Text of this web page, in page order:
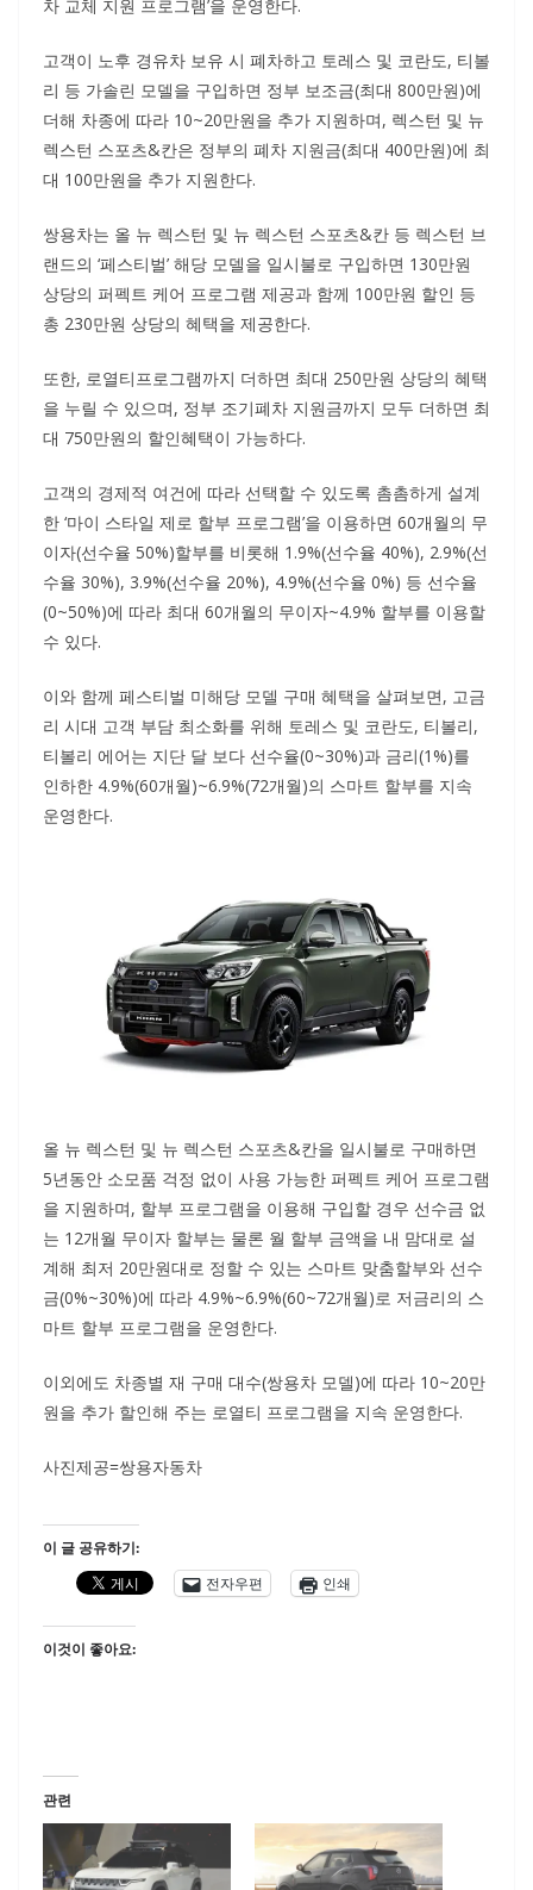
차 교체 지원 프로그램’을 운영한다.
고객이 노후 경유차 보유 시 폐차하고 토레스 및 코란도, 티볼
리 등 가솔린 모델을 구입하면 정부 보조금(최대 800만원)에
더해 차종에 따라 10~20만원을 추가 지원하며, 렉스턴 및 뉴
렉스턴 스포츠&칸은 정부의 폐차 지원금(최대 400만원)에 최
대 100만원을 추가 지원한다.
쌍용차는 올 뉴 렉스턴 및 뉴 렉스턴 스포츠&칸 등 렉스턴 브
랜드의 ‘페스티벌’ 해당 모델을 일시불로 구입하면 130만원
상당의 퍼펙트 케어 프로그램 제공과 함께 100만원 할인 등
총 230만원 상당의 혜택을 제공한다.
또한, 로열티프로그램까지 더하면 최대 250만원 상당의 혜택
을 누릴 수 있으며, 정부 조기폐차 지원금까지 모두 더하면 최
대 750만원의 할인혜택이 가능하다.
고객의 경제적 여건에 따라 선택할 수 있도록 촘촘하게 설계
한 ‘마이 스타일 제로 할부 프로그램’을 이용하면 60개월의 무
이자(선수율 50%)할부를 비롯해 1.9%(선수율 40%), 2.9%(선
수율 30%), 3.9%(선수율 20%), 4.9%(선수율 0%) 등 선수율
(0~50%)에 따라 최대 60개월의 무이자~4.9% 할부를 이용할
수 있다.
이와 함께 페스티벌 미해당 모델 구매 혜택을 살펴보면, 고금
리 시대 고객 부담 최소화를 위해 토레스 및 코란도, 티볼리,
티볼리 에어는 지단 달 보다 선수율(0~30%)과 금리(1%)를
인하한 4.9%(60개월)~6.9%(72개월)의 스마트 할부를 지속
운영한다.
올 뉴 렉스턴 및 뉴 렉스턴 스포츠&칸을 일시불로 구매하면
5년동안 소모품 걱정 없이 사용 가능한 퍼펙트 케어 프로그램
을 지원하며, 할부 프로그램을 이용해 구입할 경우 선수금 없
는 12개월 무이자 할부는 물론 월 할부 금액을 내 맘대로 설
계해 최저 20만원대로 정할 수 있는 스마트 맞춤할부와 선수
금(0%~30%)에 따라 4.9%~6.9%(60~72개월)로 저금리의 스
마트 할부 프로그램을 운영한다.
이외에도 차종별 재 구매 대수(쌍용차 모델)에 따라 10~20만
원을 추가 할인해 주는 로열티 프로그램을 지속 운영한다.
사진제공=쌍용자동차
이 글 공유하기:
전자우편
인쇄
이것이 좋아요:
관련